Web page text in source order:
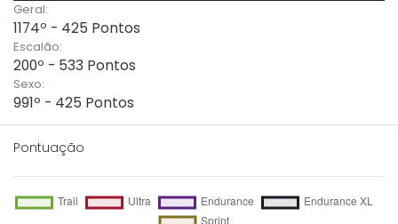
Geral:
1174º - 425 Pontos
Escalão:
200º - 533 Pontos
Sexo:
991º - 425 Pontos
Pontuação